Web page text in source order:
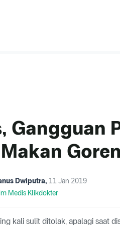
Gangguan
Dwiputra, 11 Jan 2019
Medis Klikdokter
kali sulit ditolak, apalagi saat